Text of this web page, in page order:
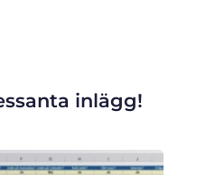
inlägg!